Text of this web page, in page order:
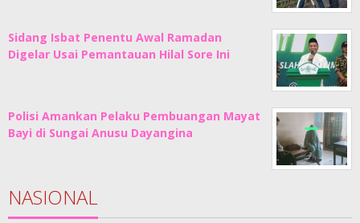
Sidang Isbat Penentu Awal Ramadan
Digelar Usai Pemantauan Hilal Sore Ini
Polisi Amankan Pelaku Pembuangan Mayat
Bayi di Sungai Anusu Dayangina
NASIONAL